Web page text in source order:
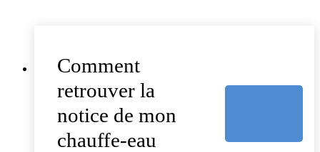
Comment
retrouver la
notice de mon
chauffe-eau